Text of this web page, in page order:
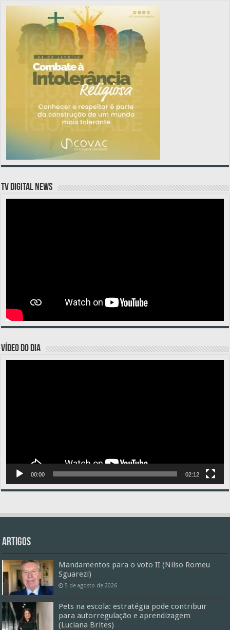
TV DIGITAL NEWS
VÍDEO DO DIA
00:00 02:12
Artigos
Mandamentos para o voto II (Nilso Romeu
Sguarezi)
5 de agosto de 2026
Pets na escola: estratégia pode contribuir
para autorregulação e aprendizagem
(Luciana Brites)